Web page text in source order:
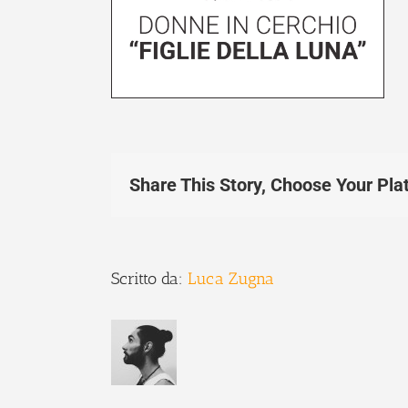
Share This Story, Choose Your
Scritto da: Luca Zugna